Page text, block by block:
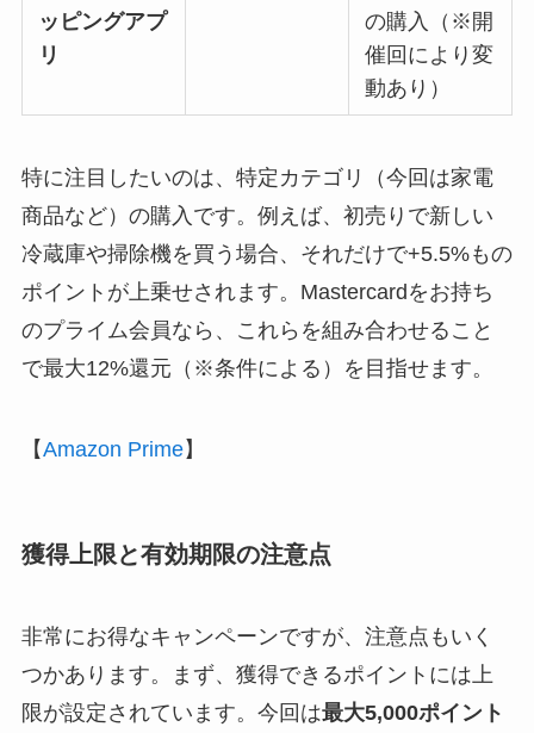
ッピングアプ
リ
の購入（※開
催回により変
動あり）
特に注目したいのは、特定カテゴリ（今回は家電
商品など）の購入です。例えば、初売りで新しい
冷蔵庫や掃除機を買う場合、それだけで+5.5%もの
ポイントが上乗せされます。Mastercardをお持ち
のプライム会員なら、これらを組み合わせること
で最大12%還元（※条件による）を目指せます。
【Amazon Prime】
獲得上限と有効期限の注意点
非常にお得なキャンペーンですが、注意点もいく
つかあります。まず、獲得できるポイントには上
限が設定されています。今回は最大5,000ポイント